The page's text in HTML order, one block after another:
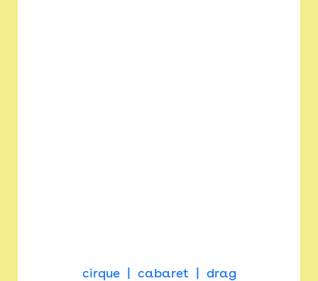
cirque cabaret drag